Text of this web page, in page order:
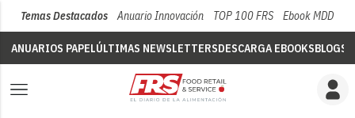
Temas Destacados Anuario Innovación TOP 100 FRS Ebook MDD
ANUARIOS PAPELÚLTIMAS NEWSLETTERSDESCARGA EBOOKSBLOGS